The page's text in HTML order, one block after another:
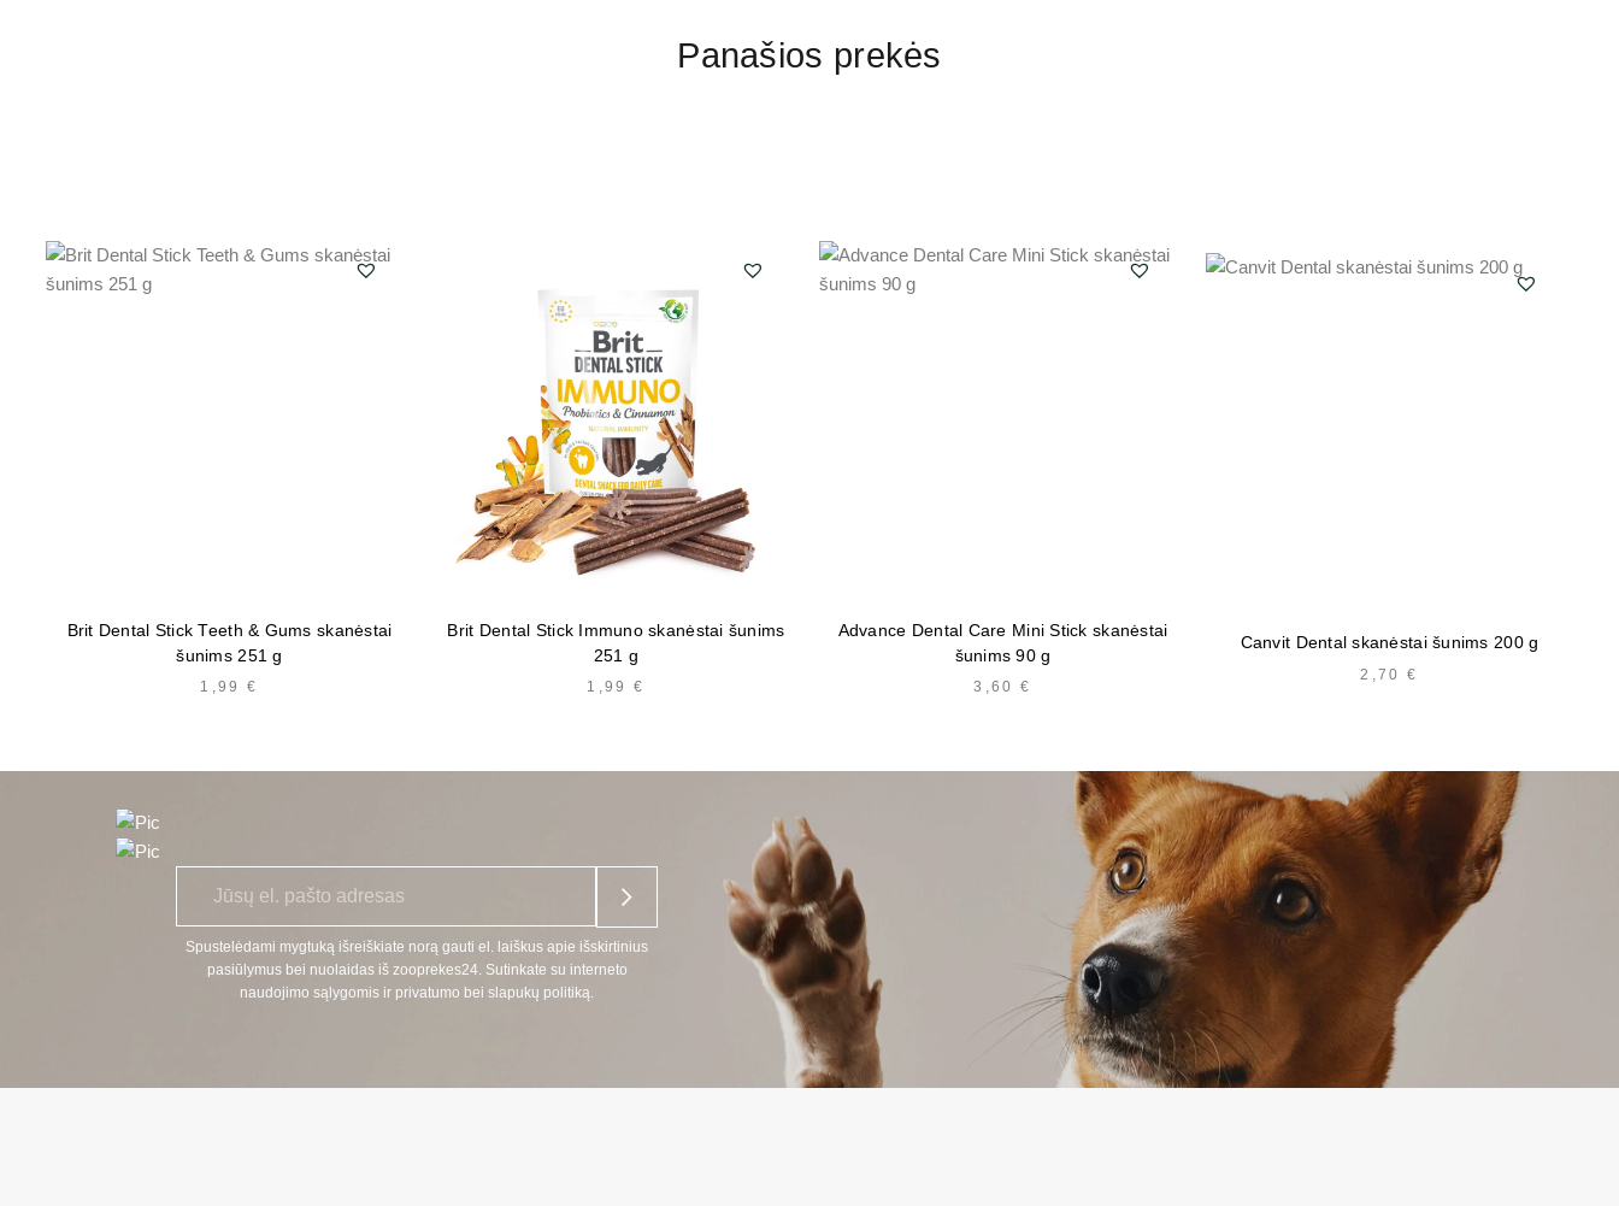
Panašios prekės
Brit Dental Stick Teeth & Gums skanėstai
šunims 251 g
1,99€
Brit Dental Stick Immuno skanėstai šunims
251 g
1,99€
Advance Dental Care Mini Stick skanėstai
šunims 90 g
3,60€
Canvit Dental skanėstai šunims 200 g
2,70€
p
Spustelėdami mygtuką išreiškiate norą gauti el. laiškus apie išskirtinius
pasiūlymus bei nuolaidas iš zooprekes24. Sutinkate su interneto
naudojimo sąlygomis ir privatumo bei slapukų politiką.